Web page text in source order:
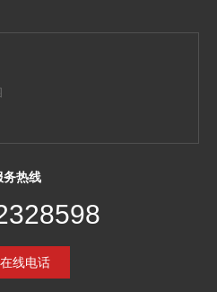
务热线
在线电话